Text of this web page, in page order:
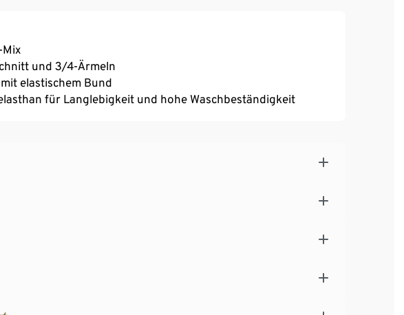
Mix
und 3/4-Ärmeln
elastischem Bund
für Langlebigkeit und hohe Waschbeständigkeit